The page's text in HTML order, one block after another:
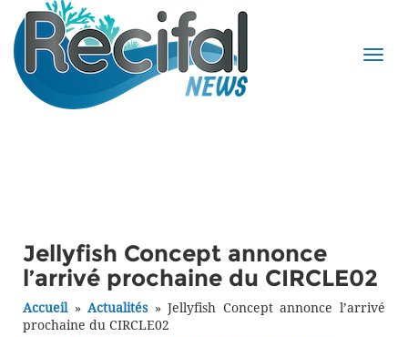
Jellyfish Concept annonce
l’arrivé prochaine du CIRCLE02
Accueil»Actualités»Jellyfish Concept annonce l’arrivé
prochaine du CIRCLE02